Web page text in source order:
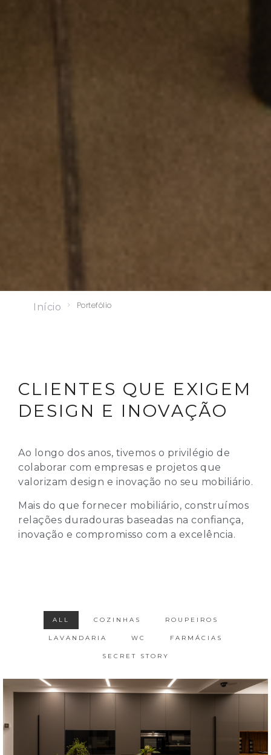
Início > Portefólio
CLIENTES QUE EXIGEM
DESIGN E INOVAÇÃO
Ao longo dos anos, tivemos o privilégio de
colaborar com empresas e projetos que
valorizam design e inovação no seu mobiliário.
Mais do que fornecer mobiliário, construímos
relações duradouras baseadas na confiança,
inovação e compromisso com a excelência.
ALL COZINHAS ROUPEIROS
LAVANDARIA WC FARMÁCIAS
SECRET STORY